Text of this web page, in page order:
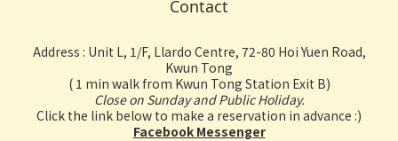
Contact
Address : Unit L, 1/F, Llardo Centre, 72-80 Hoi Yuen Road,
Kwun Tong
( 1 min walk from Kwun Tong Station Exit B)
Close on Sunday and Public Holiday.
Click the link below to make a reservation in advance :)
Facebook Messenger